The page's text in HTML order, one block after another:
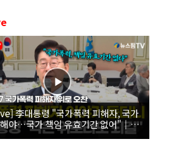
李대통령 "국가폭력 피해자, 국가
야…국가 책임 유효기간 없어"｜
국가폭력 피해자 위로 오찬